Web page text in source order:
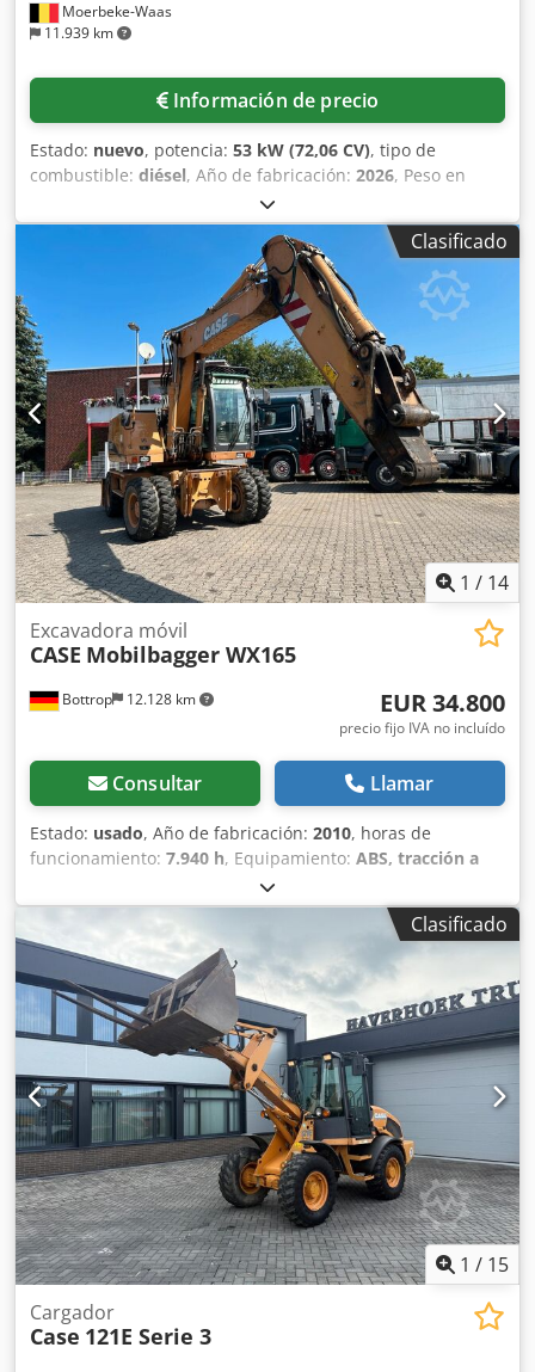
Moerbeke-Waas
11.939 km
Información de precio
Estado: nuevo, potencia: 53 kW (72,06 CV), tipo de
combustible: diésel, Año de fabricación: 2026, Peso en
vacío: 9.780 kg. Crsdpfx Ajzrrw Aeb Nef Póngase en
contacto con el departamento de ventas de KEY-TEC para
Clasificado
1 / 14
Bottrop 12.128 km
Excavadora móvil
CASE Mobilbagger WX165
EUR 34.800
precio fijo IVA no incluído
Consultar Llamar
Estado: usado, Año de fabricación: 2010, horas de
funcionamiento: 7.940 h, Equipamiento: ABS, tracción a
, MINIESTACIÓN DE EXCAVACIÓN CASE
Tipo: WX165 (Excavadora hidráulica) Número de
homologación: N211 Csdpfx Abezripco Norf Fabricante del
motor: Case Potencia del motor: 105 kW Horas de
funcionamiento: 7940 h Peso máximo permitido: 18 000 kg
Longitud para el transporte: 8,19 m Ancho para el
transporte: 1,91 m Altura para el transporte: 2,89 m Color:
Amarillo - Control mediante joystick - Pala niveladora -
Cámara Con gusto le brindamos apoyo también en el
ámbito de la financiación/arrendamiento a través de
nuestros socios. Todos los datos son orientativos. Salvo
error y omisión.
Clasificado
1 / 15
Cargador
Case 121E Serie 3